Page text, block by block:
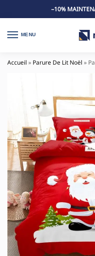
–10%
MENU
Accueil » Parure De Lit Noël »